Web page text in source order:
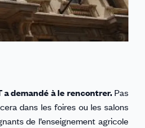
a demandé à le rencontrer. Pas
dans les foires ou les salons
de l’enseignement agricole